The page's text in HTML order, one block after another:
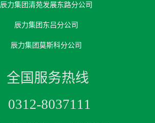
辰力集团清苑发展东路分公司
辰力集团东吕分公司
辰力集团莫斯科分公司
全国服务热线
0312-8037111